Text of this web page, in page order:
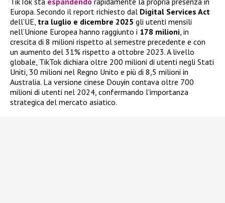
Europa. Secondo il report richiesto dal Digital Services Act
dell’UE, tra luglio e dicembre 2025 gli utenti mensili
nell’Unione Europea hanno raggiunto i 178 milioni, in
crescita di 8 milioni rispetto al semestre precedente e con
un aumento del 31% rispetto a ottobre 2023. A livello
globale, TikTok dichiara oltre 200 milioni di utenti negli Stati
Uniti, 30 milioni nel Regno Unito e più di 8,5 milioni in
Australia. La versione cinese Douyin contava oltre 700
milioni di utenti nel 2024, confermando l’importanza
strategica del mercato asiatico.